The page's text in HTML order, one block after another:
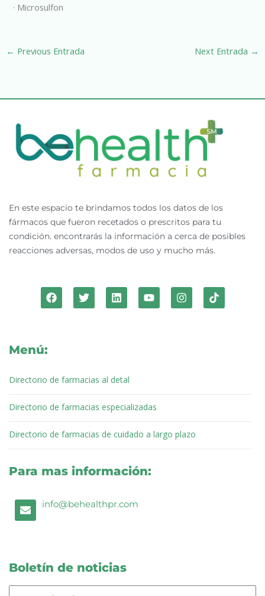
· Microsulfon
← Previous Entrada Next Entrada →
En este espacio te brindamos todos los datos de los
fármacos que fueron recetados o prescritos para tu
condición. encontrarás la información a cerca de posibles
reacciones adversas, modos de uso y mucho más.
F
a
c
T
w
i
L
i
n
Y
o
u
I
n
s
T
i
k
Menú:
Directorio de farmacias al detal
Directorio de farmacias especializadas
Directorio de farmacias de cuidado a largo plazo
Para mas información:
E
n
v
p
e
info@behealthpr.com
Boletín de noticias